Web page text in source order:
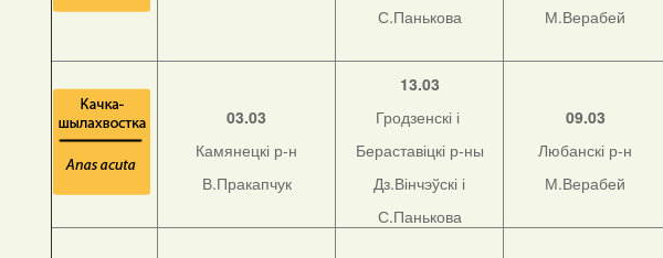
С.Панькова
М.Верабей
03.03
Камянецкі р-н
В.Пракапчук
13.03
Гродзенскі і
Бераставіцкі р-ны
Дз.Вінчэўскі і
С.Панькова
09.03
Любанскі р-н
М.Верабей